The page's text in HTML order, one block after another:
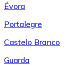
Évora
Portalegre
Castelo Branco
Guarda